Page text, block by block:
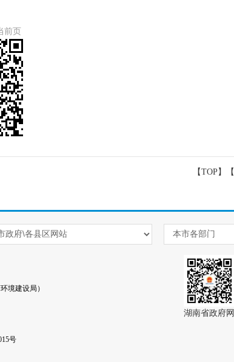
前页
【TOP】 【
境建设局）
号
湖南省政府网